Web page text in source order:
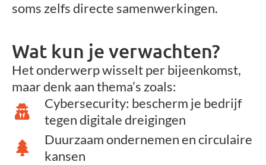
soms zelfs directe samenwerkingen.
Wat kun je verwachten?
Het onderwerp wisselt per bijeenkomst,
maar denk aan thema’s zoals:
Cybersecurity: bescherm je bedrijf
tegen digitale dreigingen
Duurzaam ondernemen en circulaire
kansen